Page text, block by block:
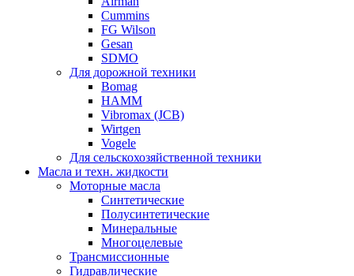
Cummins
FG Wilson
Gesan
SDMO
Для дорожной техники
Bomag
HAMM
Vibromax (JCB)
Wirtgen
Vogele
Для сельскохозяйственной техники
Масла и техн. жидкости
Моторные масла
Синтетические
Полусинтетические
Минеральные
Многоцелевые
Трансмиссионные
Гидравлические